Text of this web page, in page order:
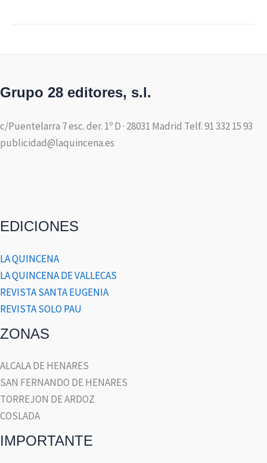
Grupo 28 editores, s.l.
c/Puentelarra 7 esc. der. 1º D · 28031 Madrid Telf. 91 332 15 93
publicidad@laquincena.es
EDICIONES
LA QUINCENA
LA QUINCENA DE VALLECAS
REVISTA SANTA EUGENIA
REVISTA SOLO PAU
ZONAS
ALCALA DE HENARES
SAN FERNANDO DE HENARES
TORREJON DE ARDOZ
COSLADA
IMPORTANTE